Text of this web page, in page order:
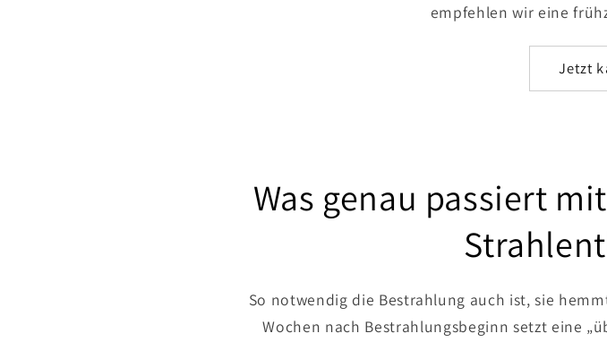
empfehlen wir eine
Jetzt
Was genau passiert
So notwendig die Bestrahlung auch ist, sie
Wochen nach Bestrahlungsbeginn setzt eine